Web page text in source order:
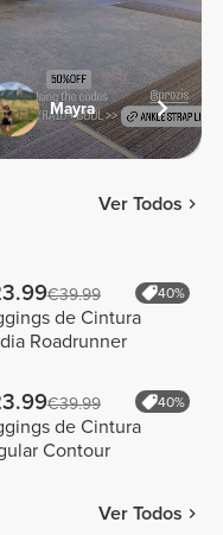
Mayra
Ver Todos
€39.99 40%
de Cintura
Roadrunner
€39.99 40%
de Cintura
Contour
Ver Todos